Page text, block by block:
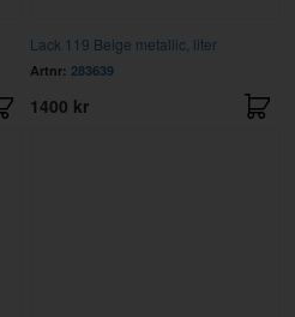
Lack 119 Beige metallic, liter
Artnr: 283639
1400 kr